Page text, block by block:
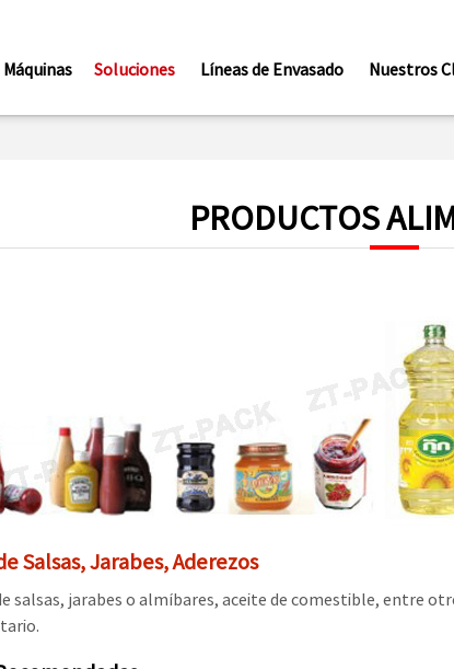
Máquinas Soluciones Líneas de Envasado Nuestros
PRODUCTOS
Salsas, Jarabes, Aderezos
salsas, jarabes o almíbares, aceite de comestible, entre